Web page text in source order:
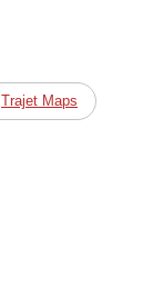
Trajet Maps